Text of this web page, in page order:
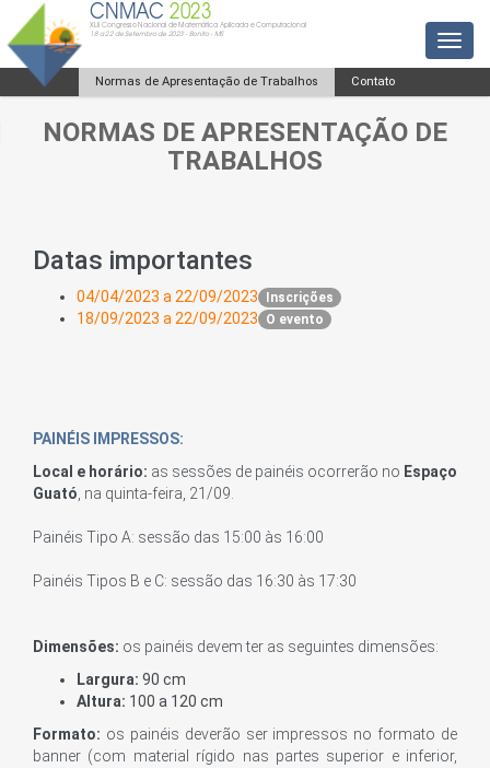
CNMAC2023
XLII Congresso Nacional de Matemática Aplicada e Computacional
18 a 22 de Setembro de 2023 - Bonito - MS
Normas de Apresentação de Trabalhos Contato
NORMAS DE APRESENTAÇÃO DE
TRABALHOS
Datas importantes
04/04/2023 a 22/09/2023 Inscrições
18/09/2023 a 22/09/2023 O evento
PAINÉIS IMPRESSOS:
Local e horário: as sessões de painéis ocorrerão no Espaço
Guató , na quinta-feira, 21/09.
Painéis Tipo A: sessão das 15:00 às 16:00
Painéis Tipos B e C: sessão das 16:30 às 17:30
Dimensões: os painéis devem ter as seguintes dimensões:
Largura: 90 cm
Altura: 100 a 120 cm
Formato: os painéis deverão ser impressos no formato de
banner (com material rígido nas partes superior e inferior,